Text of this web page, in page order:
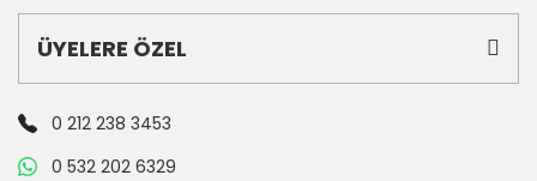
ÜYELERE ÖZEL
0 212 238 3453
0 532 202 6329